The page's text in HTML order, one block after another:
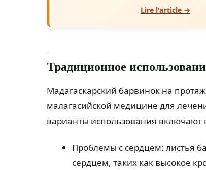
Lire l'article →
Традиционное
Мадагаскарский барвинок на
малагасийской медицине для
варианты использования включают
Проблемы с сердцем: листья
сердцем, таких как высокое